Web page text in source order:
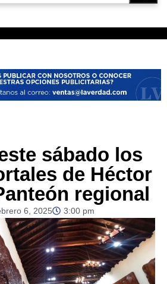
sábado los
de Héctor
regional
6, 2025 3:00 pm